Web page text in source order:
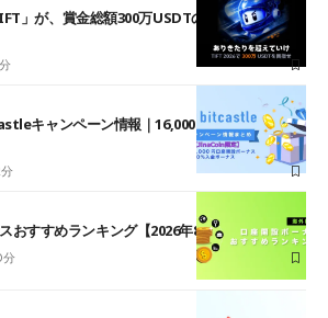
」が、賞金総額300万USDTのレースとして復
キャンペーン情報｜16,000円口座開設ボーナ
おすすめランキング【2026年8月最新】
分